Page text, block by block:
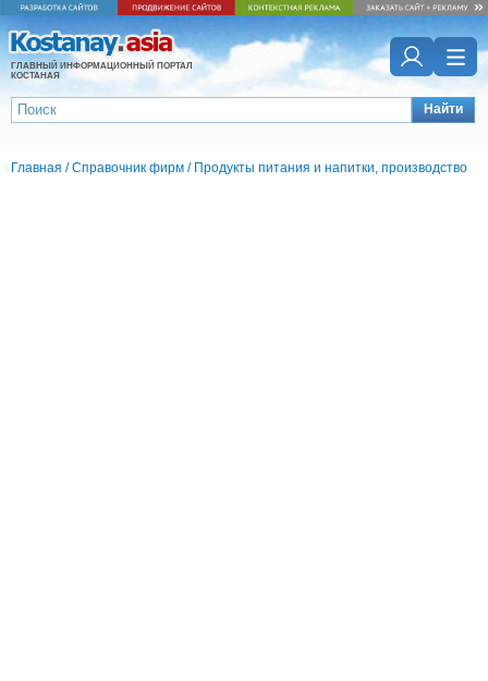
ГЛАВНЫЙ ИНФОРМАЦИОННЫЙ ПОРТАЛ
КОСТАНАЯ
Найти
Главная /Справочник фирм / Продукты питания и напитки, производство